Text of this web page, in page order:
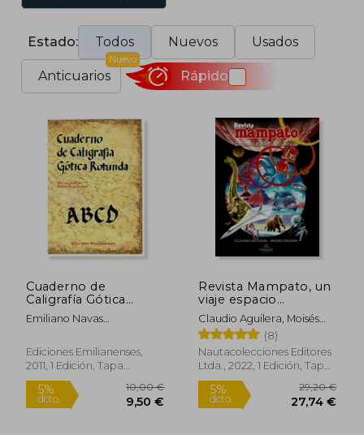
Estado: Todos Nuevos Usados
Anticuarios
Nuevo
Rápido
Cuaderno de
Caligrafía Gótica
Rotunda
Emiliano Navas
Camacho Matute
Ediciones Emilianenses,
2011, 1 Edición, Tapa
Blanda, Nuevo
Revista Mampato, un
viaje espacio
temporal
Claudio Aguilera, Moisés
Hassón
(8)
Nautacolecciones Editores
Ltda., 2022, 1 Edición, Tapa
Dura, Nuevo